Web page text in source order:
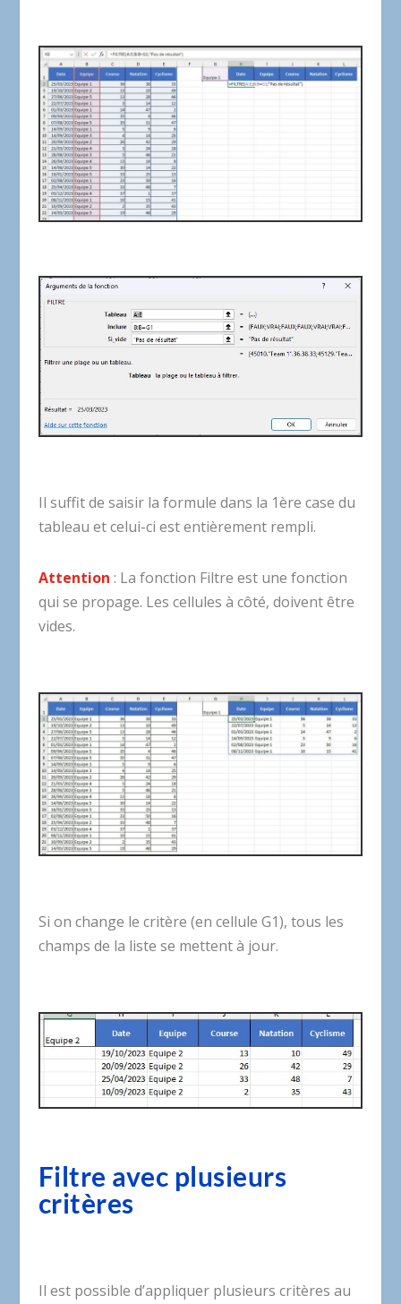
Il suffit de saisir la formule dans la 1ère case du
tableau et celui-ci est entièrement rempli.
Attention : La fonction Filtre est une fonction
qui se propage. Les cellules à côté, doivent être
vides.
Si on change le critère (en cellule G1), tous les
champs de la liste se mettent à jour.
Filtre avec plusieurs
critères
Il est possible d’appliquer plusieurs critères au